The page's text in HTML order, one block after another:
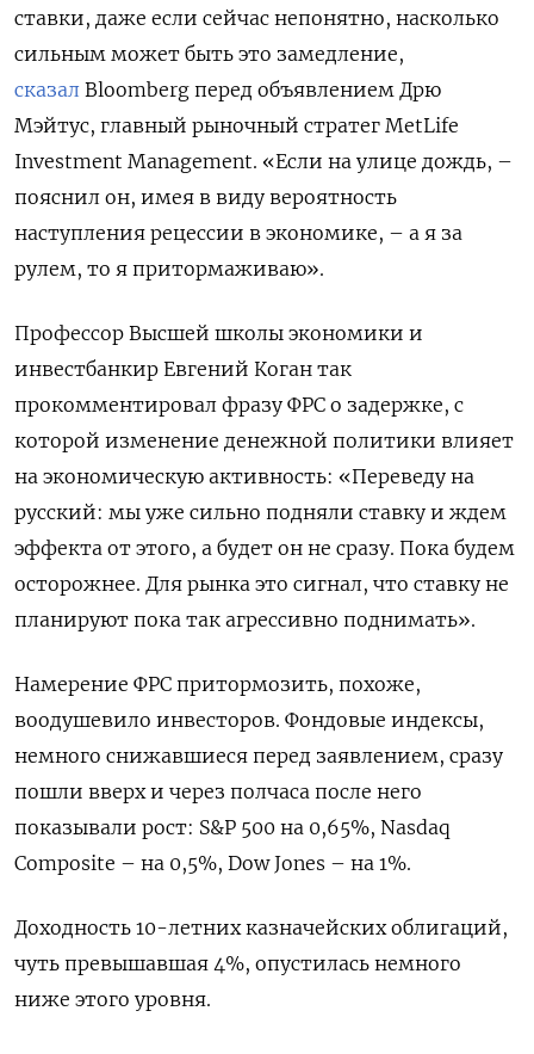
ставки, даже если сейчас непонятно, насколько
сильным может быть это замедление,
сказал Bloomberg перед объявлением Дрю
Мэйтус, главный рыночный стратег MetLife
Investment Management. «Если на улице дождь, –
пояснил он, имея в виду вероятность
наступления рецессии в экономике, – а я за
рулем, то я притормаживаю».
Профессор Высшей школы экономики и
инвестбанкир Евгений Коган так
прокомментировал фразу ФРС о задержке, с
которой изменение денежной политики влияет
на экономическую активность: «Переведу на
русский: мы уже сильно подняли ставку и ждем
эффекта от этого, а будет он не сразу. Пока будем
осторожнее. Для рынка это сигнал, что ставку не
планируют пока так агрессивно поднимать».
Намерение ФРС притормозить, похоже,
воодушевило инвесторов. Фондовые индексы,
немного снижавшиеся перед заявлением, сразу
пошли вверх и через полчаса после него
показывали рост: S&P 500 на 0,65%, Nasdaq
Composite – на 0,5%, Dow Jones – на 1%.
Доходность 10-летних казначейских облигаций,
чуть превышавшая 4%, опустилась немного
ниже этого уровня.